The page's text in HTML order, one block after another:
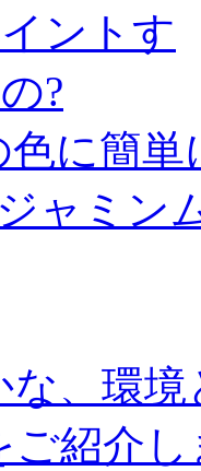
色に簡
ャミン
な、環
紹介し